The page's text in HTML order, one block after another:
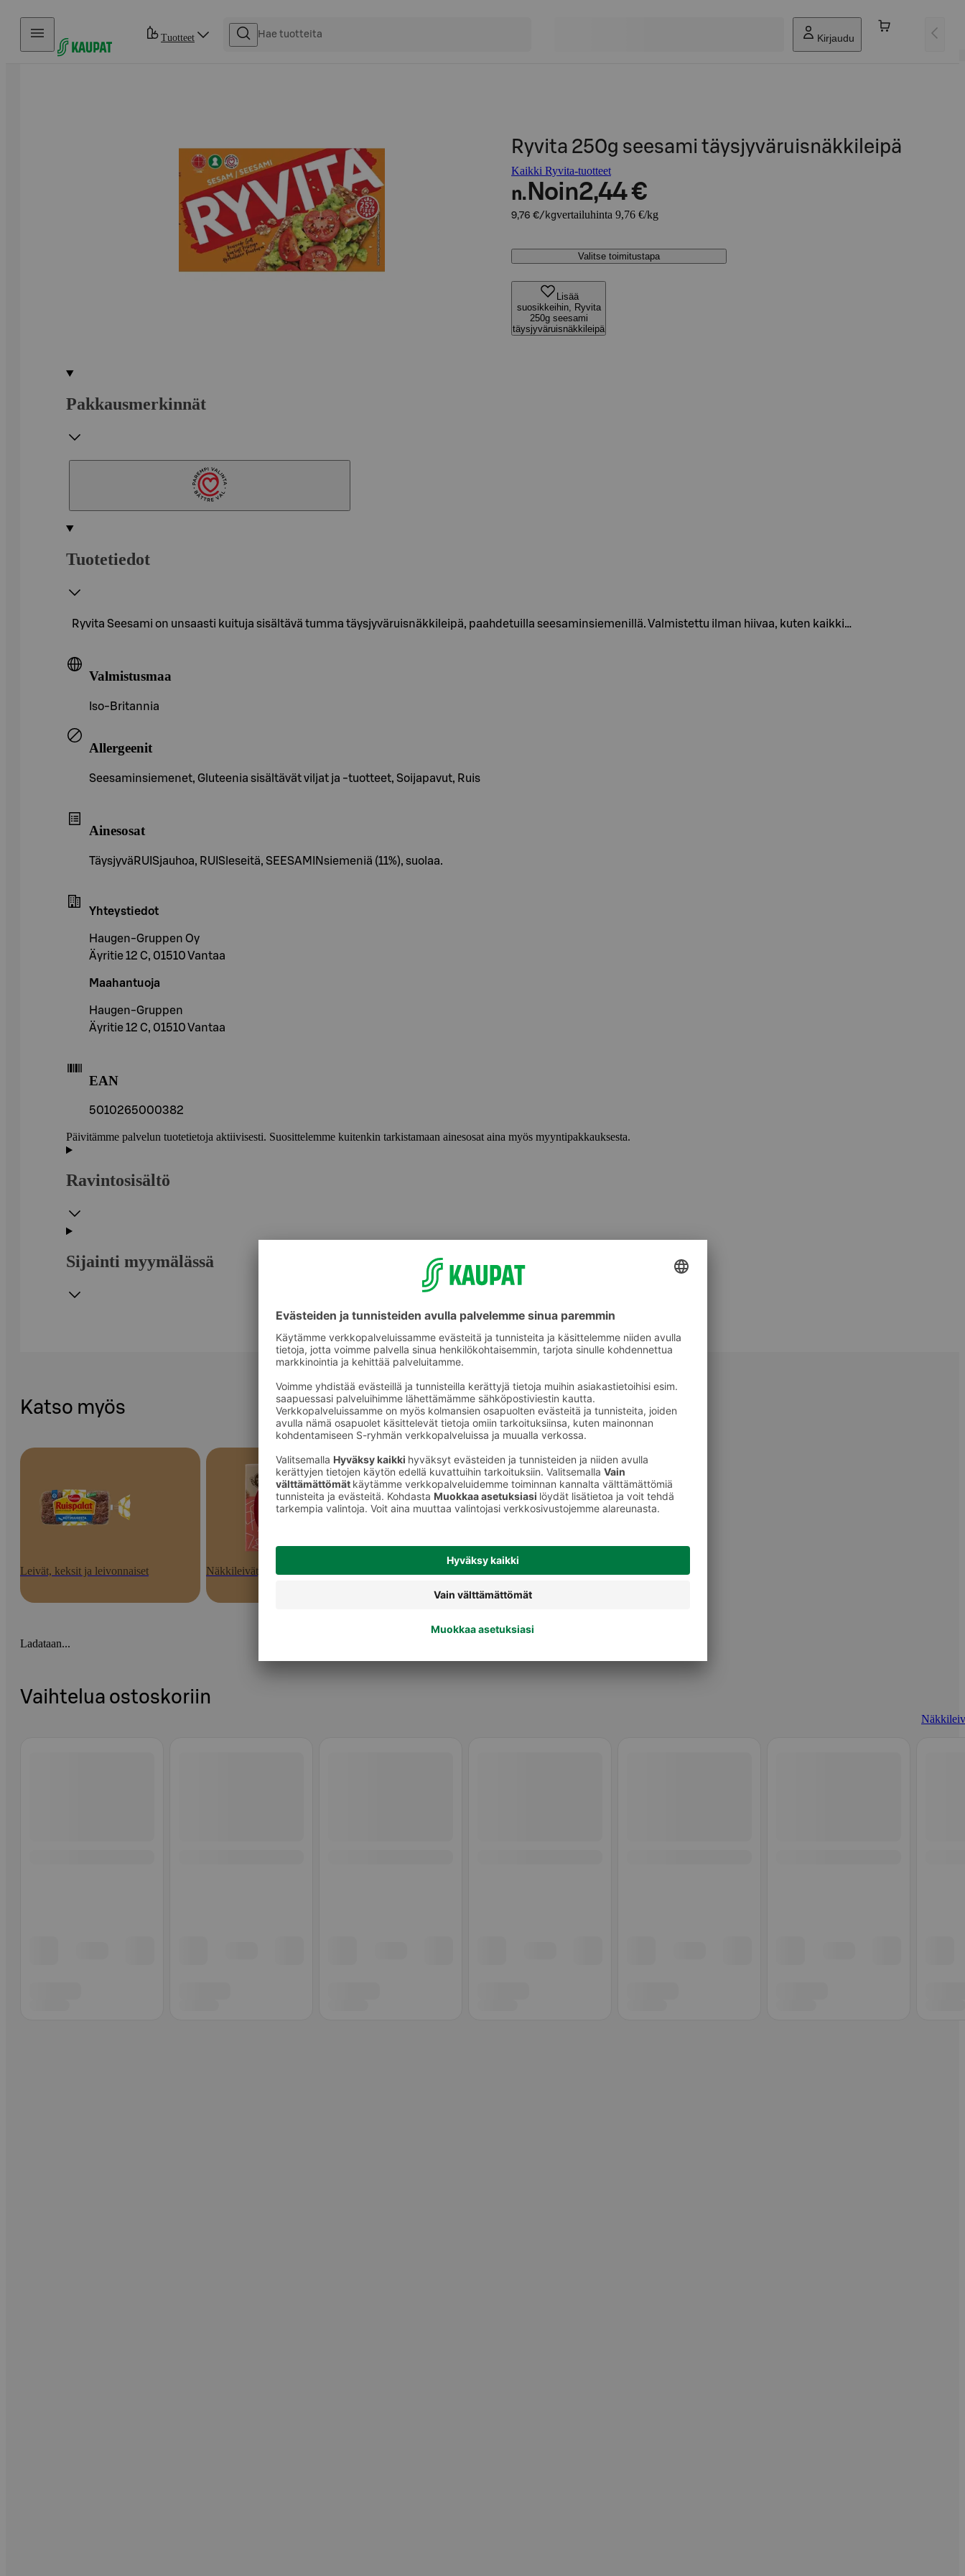
Hyppää sisältöön
Tuotteet Kirjaudu
Ryvita 250g seesami täysjyväruisnäkkileipä
Kaikki Ryvita-tuotteet
n. Noin2,44 €
9,76 €/kgvertailuhinta 9,76 €/kg
Valitse toimitustapa
Lisää
suosikkeihin, Ryvita
250g seesami
täysjyväruisnäkkileipä
Pakkausmerkinnät
Tuotetiedot
Ryvita Seesami on unsaasti kuituja sisältävä tumma täysjyväruisnäkkileipä, paahdetuilla seesaminsiemenillä. Valmistettu ilman hiivaa, kuten kaikki…
Valmistusmaa
Iso-Britannia
Allergeenit
Seesaminsiemenet, Gluteenia sisältävät viljat ja -tuotteet, Soijapavut, Ruis
Ainesosat
TäysjyväRUISjauhoa, RUISleseitä, SEESAMINsiemeniä (11%), suolaa.
Yhteystiedot
Haugen-Gruppen Oy
Äyritie 12 C, 01510 Vantaa
Maahantuoja
Haugen-Gruppen
Äyritie 12 C, 01510 Vantaa
EAN
5010265000382
Päivitämme palvelun tuotetietoja aktiivisesti. Suosittelemme kuitenkin tarkistamaan ainesosat aina myös myyntipakkauksesta.
Ravintosisältö
Sijainti myymälässä
Katso myös
Leivät, keksit ja leivonnaiset Näkkileivät, hapankorput ja krutongit
Ladataan...
Vaihtelua ostoskoriin